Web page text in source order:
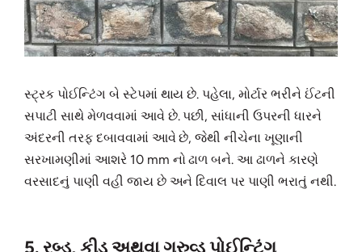
સ્ટ્રક પોઈન્ટિંગ બે સ્ટેપમાં થાય છે. પહેલા, મોર્ટાર ભરીને ઈંટની
સપાટી સાથે મેળવવામાં આવે છે. પછી, સાંધાની ઉપરની ધારને
અંદરની તરફ દબાવવામાં આવે છે, જેથી નીચેના ખૂણાની
સરખામણીમાં આશરે 10 mm નો ઢાળ બને. આ ઢાળને કારણે
વરસાદનું પાણી વહી જાય છે અને દિવાલ પર પાણી ભરાતું નથી.